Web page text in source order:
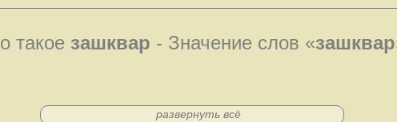
такое зашквар - Значение слов «зашквар
развернуть всё